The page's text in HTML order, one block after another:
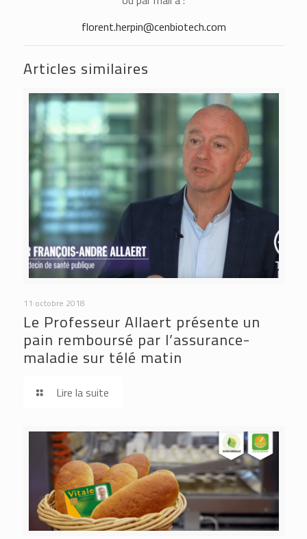
florent.herpin@cenbiotech.com
Articles similaires
11 octobre 2018
Le Professeur Allaert présente un
pain remboursé par l’assurance-
maladie sur télé matin
Lire la suite